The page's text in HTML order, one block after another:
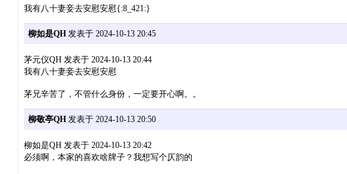
我有八十妻妾去安慰安慰{:8_421:}
柳如是QH发表于 2024-10-13 20:45
茅元仪QH 发表于 2024-10-13 20:44
我有八十妻妾去安慰安慰
茅兄辛苦了，不管什么身份，一定要开心啊。。
柳敬亭QH发表于 2024-10-13 20:50
柳如是QH 发表于 2024-10-13 20:42
必须啊，本家的喜欢啥牌子？我想写个仄韵的